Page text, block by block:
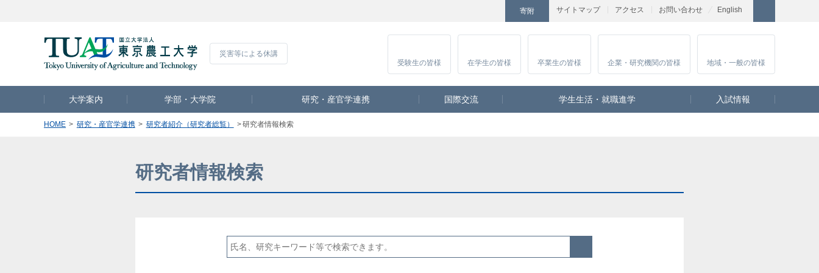
サイトマップ アクセス お問い合わせ
寄附 English
Instagram
災害等による休講
受験生の皆様 在学生の皆様 卒業生の皆様 企業・研究機関の皆様 地域・一般の皆様
大学案内 学部・大学院 研究・産官学連携 国際交流 学生生活・就職進学 入試情報
HOME 研究・産官学連携 研究者紹介（研究者総覧） 研究者情報検索
研究者情報検索